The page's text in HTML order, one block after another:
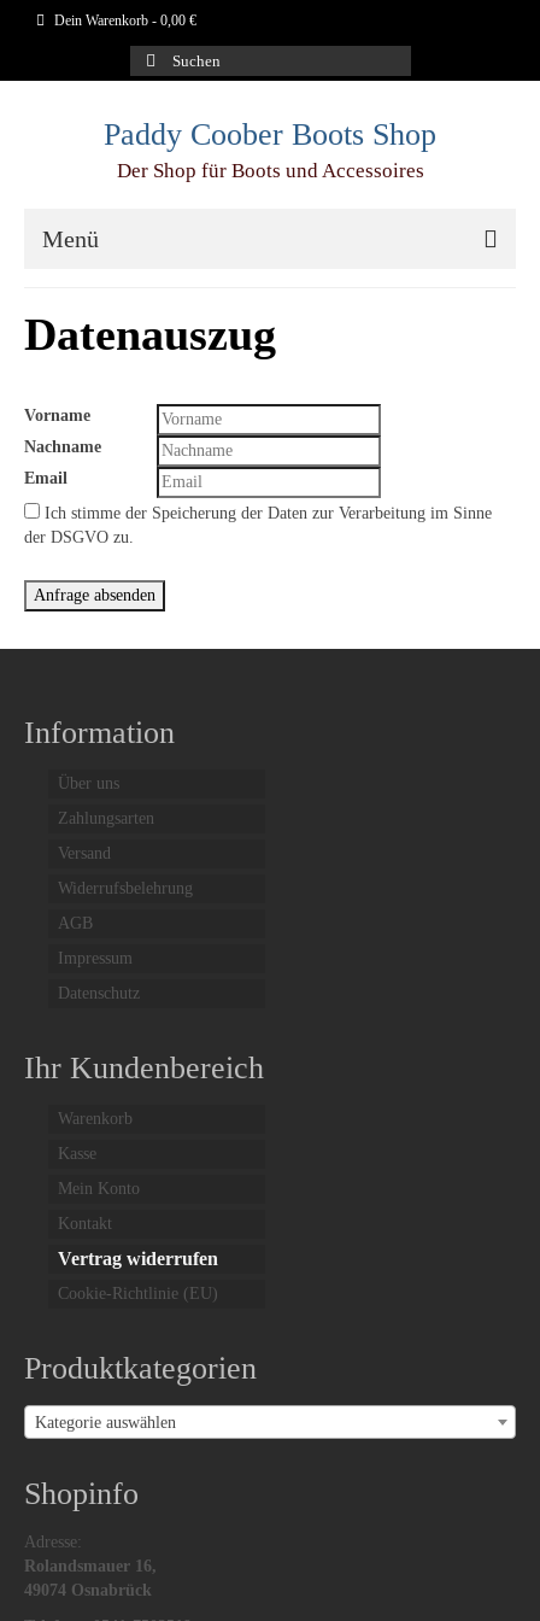
Dein Warenkorb - 0,00 €
Suchen
nach:
Paddy Coober Boots Shop
Der Shop für Boots und Accessoires
Menü
Aigle
Blundstone
Dr.Martens
Duckfeet
Giesswein Hausschuhe
Grünbein
Schwangau Haferl
Sendra
Taschen
Kakadu
Textilhüte
Datenauszug
Vorname
Nachname
Email
Ich stimme der Speicherung der Daten zur Verarbeitung im Sinne
der DSGVO zu.
Information
Über uns
Zahlungsarten
Versand
Widerrufsbelehrung
AGB
Impressum
Datenschutz
Ihr Kundenbereich
Warenkorb
Kasse
Mein Konto
Kontakt
Vertrag widerrufen
Cookie-Richtlinie (EU)
Produktkategorien
Kategorie auswählen
Shopinfo
Adresse:
Rolandsmauer 16,
49074 Osnabrück